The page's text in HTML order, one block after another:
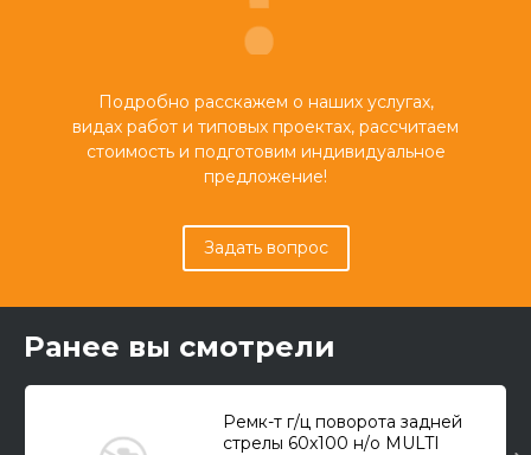
Подробно расскажем о наших услугах,
видах работ и типовых проектах, рассчитаем
стоимость и подготовим индивидуальное
предложение!
Задать вопрос
Ранее вы смотрели
Ремк-т г/ц поворота задней
стрелы 60x100 н/о MULTI